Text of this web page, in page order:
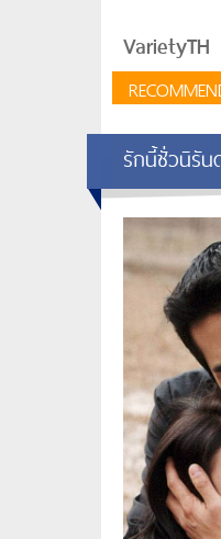
VarietyTH
รักนี้ชั่วนิรั